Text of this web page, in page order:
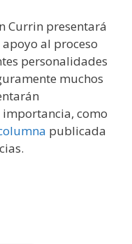
Currin presentará
al proceso
personalidades
muchos
como
publicada